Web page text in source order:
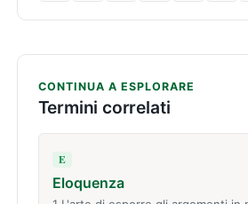
CONTINUA A ESPLORARE
Termini correlati
E
Eloquenza